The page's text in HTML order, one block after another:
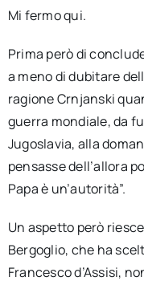
Mi fermo qui.
Prima però di
a meno di dubitare
ragione Crnjanski
guerra mondiale, da
Jugoslavia, alla
pensasse dell’allora
Papa è un’autorità”.
Un aspetto però
Bergoglio, che ha
Francesco d’Assisi,